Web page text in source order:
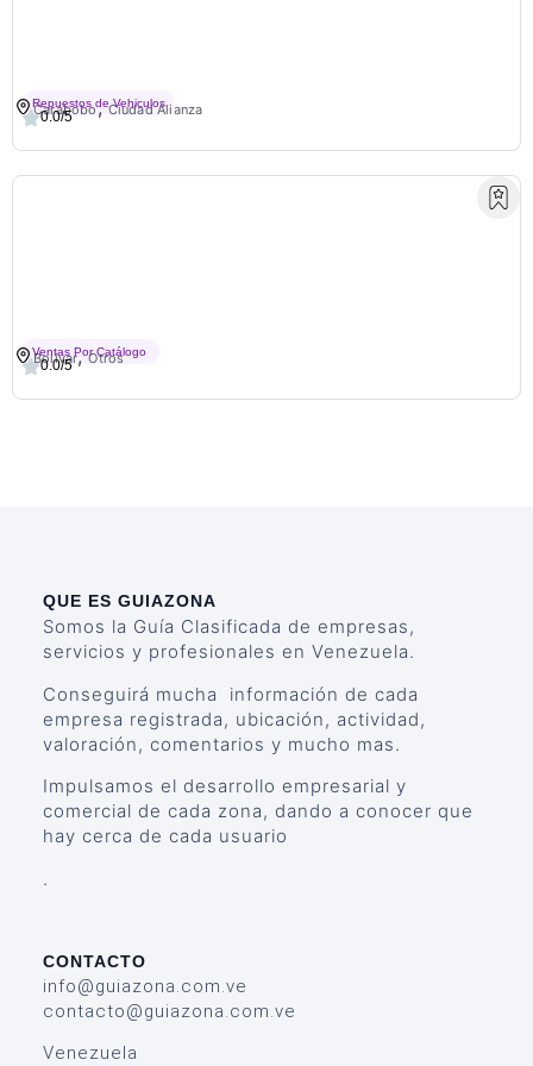
Repuestos Y Lubricantes Jm3
Repuestos de Vehiculos
Carabobo, Ciudad Alianza
0.0/5
RodrigoSpejos
Ventas Por Catálogo
Bolivar, Otros
0.0/5
QUE ES GUIAZONA
Somos la Guía Clasificada de empresas,
servicios y profesionales en Venezuela.
Conseguirá mucha información de cada
empresa registrada, ubicación, actividad,
valoración, comentarios y mucho mas.
Impulsamos el desarrollo empresarial y
comercial de cada zona, dando a conocer que
hay cerca de cada usuario
.
CONTACTO
info@guiazona.com.ve
contacto@guiazona.com.ve
Venezuela